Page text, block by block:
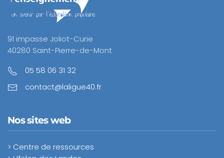
91 impasse Joliot-Curie
40280 Saint-Pierre-de-Mont
05 58 06 31 32
contact@laligue40.fr
Nos sites web
> Centre de ressources